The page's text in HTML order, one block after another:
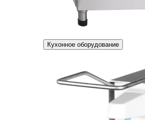
Кухонное оборудование